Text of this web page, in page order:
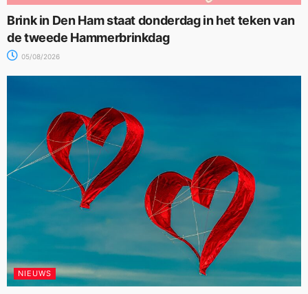
Brink in Den Ham staat donderdag in het teken van
de tweede Hammerbrinkdag
05/08/2026
NIEUWS